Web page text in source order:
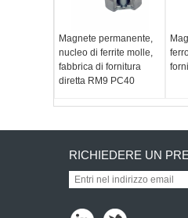
Magnete permanente,
nucleo di ferrite molle,
fabbrica di fornitura
diretta RM9 PC40
RICHIEDERE UN